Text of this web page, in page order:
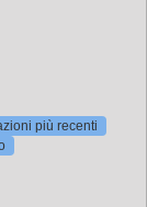
più recenti